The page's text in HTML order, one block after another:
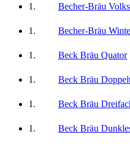
Becher-Bräu
Becher-Bräu
Beck Bräu Quator
Beck Bräu
Beck Bräu
Beck Bräu